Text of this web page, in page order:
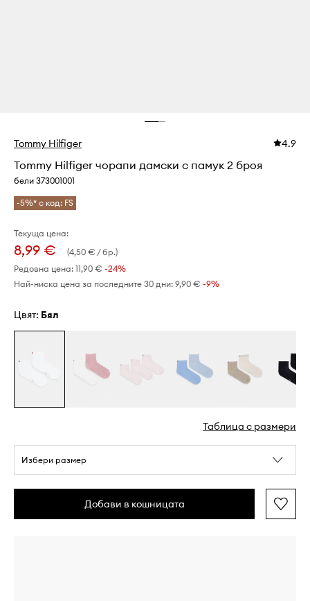
Tommy Hilfiger 4.9
Tommy Hilfiger чорапи дамски с памук 2 броя
бели 373001001
-5%* с код: FS
Текуща цена:
8,99 €
(4,50 € / бр.)
Редовна цена: 11,90 € -24%
Най-ниска цена за последните 30 дни: 9,90 € -9%
Цвят: бял
Таблица с размери
Избери размер
Добави в кошницата